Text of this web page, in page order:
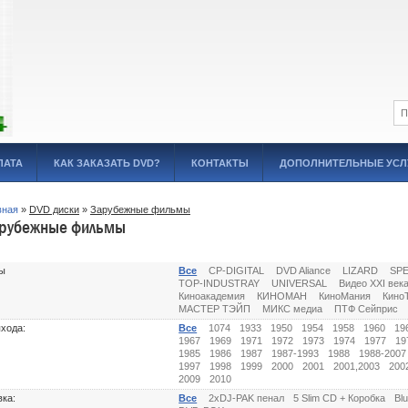
КАК ЗАКАЗАТЬ DVD? КОНТАКТЫ ДОПОЛНИТЕЛЬНЫЕ
» DVD диски » Зарубежные фильмы
фильмы
Все CP-DIGITAL DVD Aliance LIZARD
TOP-INDUSTRAY
UNIVERSAL Видео XXI века
Киноакадемия
КИНОМАН КиноМания
МАСТЕР ТЭЙП
МИКС медиа ПТФ Сейприс
Все 1074 1933 1950 1954 1958 1960
1967
1969 1971 1972 1973 1974 1977
1985
1986 1987 1987-1993 1988 1988-2007
1997
1998 1999 2000 2001 2001,2003
2009
2010
Все 2xDJ-PAK пенал 5 Slim CD + Коробка